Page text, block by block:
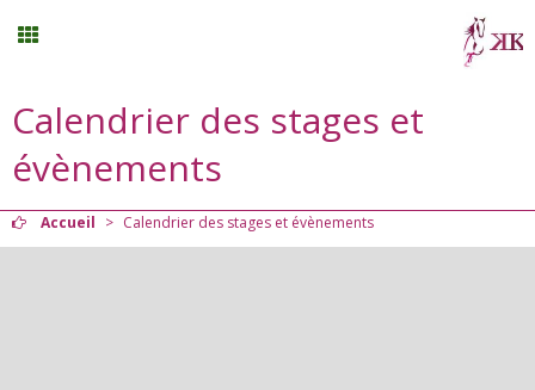
Planning
Calendrier des stages et
évènements
Accueil > Calendrier des stages et évènements